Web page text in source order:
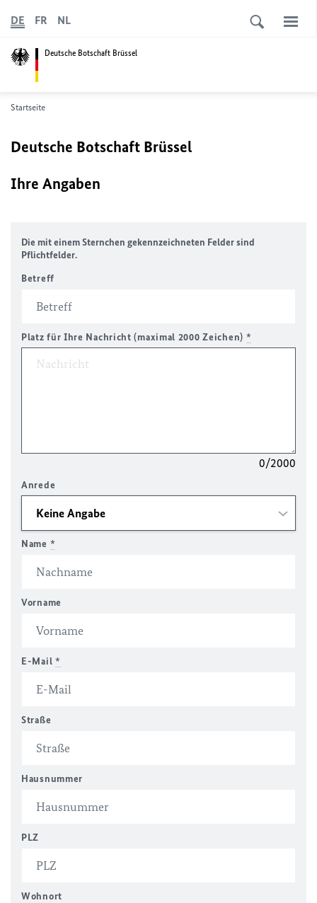
Deutsche Botschaft Brüssel
DE FR NL
Startseite
Deutsche Botschaft Brüssel
Ihre Angaben
Die mit einem Sternchen gekennzeichneten Felder sind
Pflichtfelder.
Betreff
Platz für Ihre Nachricht (maximal 2000 Zeichen) *
0/2000
Anrede
Name *
Vorname
E-Mail *
Straße
Hausnummer
PLZ
Wohnort